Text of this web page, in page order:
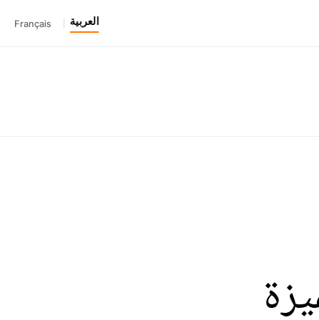
العربية Français